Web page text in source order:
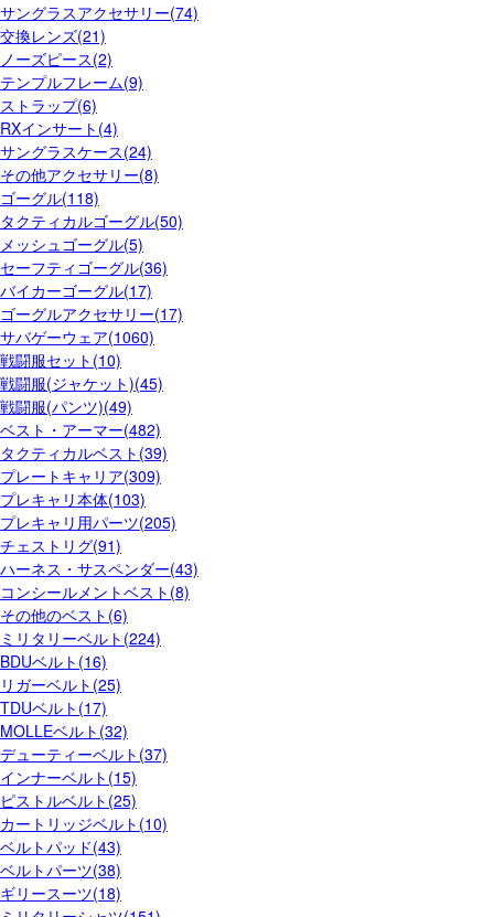
サングラスアクセサリー(74)
交換レンズ(21)
ノーズピース(2)
テンプルフレーム(9)
ストラップ(6)
RXインサート(4)
サングラスケース(24)
その他アクセサリー(8)
ゴーグル(118)
タクティカルゴーグル(50)
メッシュゴーグル(5)
セーフティゴーグル(36)
バイカーゴーグル(17)
ゴーグルアクセサリー(17)
サバゲーウェア(1060)
戦闘服セット(10)
戦闘服(ジャケット)(45)
戦闘服(パンツ)(49)
ベスト・アーマー(482)
タクティカルベスト(39)
プレートキャリア(309)
プレキャリ本体(103)
プレキャリ用パーツ(205)
チェストリグ(91)
ハーネス・サスペンダー(43)
コンシールメントベスト(8)
その他のベスト(6)
ミリタリーベルト(224)
BDUベルト(16)
リガーベルト(25)
TDUベルト(17)
MOLLEベルト(32)
デューティーベルト(37)
インナーベルト(15)
ピストルベルト(25)
カートリッジベルト(10)
ベルトパッド(43)
ベルトパーツ(38)
ギリースーツ(18)